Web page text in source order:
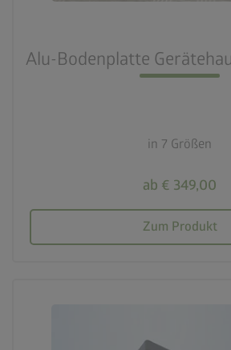
Alu-Bodenplatte
in 7 Größen
ab € 349,00
Zum Produkt